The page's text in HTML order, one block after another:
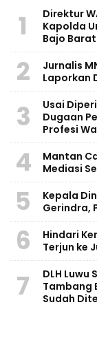
1
Direktur
Kapolda
Bajo Barat
2
Jurnalis
Laporkan
3
Usai
Dugaan
Profesi
4
Mantan
Mediasi
5
Kepala
Gerindra,
6
Hindari
Terjun ke
7
DLH
Tambang
Sudah